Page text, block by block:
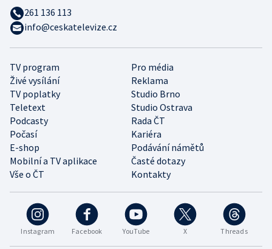
Instagram Facebook YouTube X Threads
TV program
Pro média
Živé vysílání
Reklama
TV poplatky
Studio Brno
Teletext
Studio Ostrava
Podcasty
Rada ČT
Počasí
Kariéra
E-shop
Podávání námětů
Mobilní a TV aplikace
Časté dotazy
Vše o ČT
Kontakty
261 136 113
info@ceskatelevize.cz